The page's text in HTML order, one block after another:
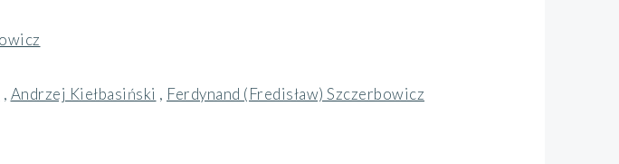
, Andrzej Kiełbasiński , Ferdynand (Fredisław) Szczerbowicz